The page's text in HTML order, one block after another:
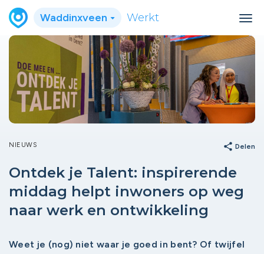
Waddinxveen Werkt
NIEUWS share Delen
Ontdek je Talent: inspirerende
middag helpt inwoners op weg
naar werk en ontwikkeling
Weet je (nog) niet waar je goed in bent? Of twijfel